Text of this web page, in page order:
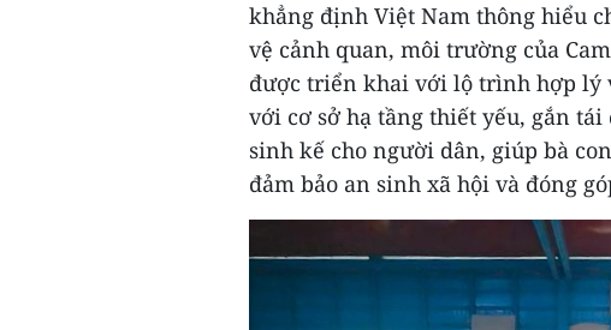
khẳng định Việt Nam thông hiểu
vệ cảnh quan, môi trường của
được triển khai với lộ trình hợp lý
với cơ sở hạ tầng thiết yếu, gắn
sinh kế cho người dân, giúp bà
đảm bảo an sinh xã hội và đóng